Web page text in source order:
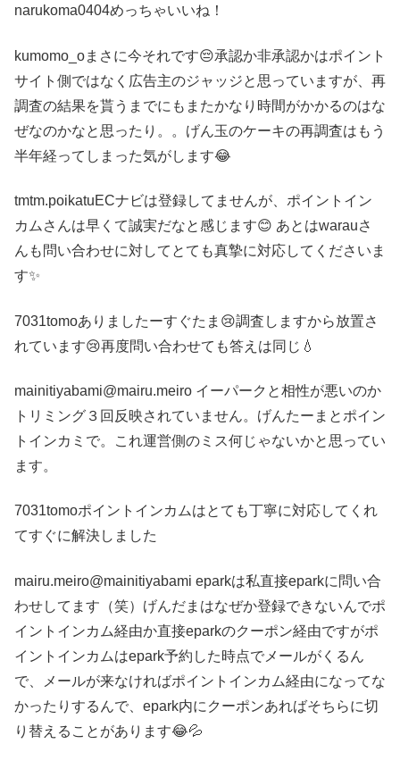
narukoma0404めっちゃいいね！
kumomo_oまさに今それです😔承認か非承認かはポイント
サイト側ではなく広告主のジャッジと思っていますが、再
調査の結果を貰うまでにもまたかなり時間がかかるのはな
ぜなのかなと思ったり。。げん玉のケーキの再調査はもう
半年経ってしまった気がします😂
tmtm.poikatuECナビは登録してませんが、ポイントイン
カムさんは早くて誠実だなと感じます😊 あとはwarauさ
んも問い合わせに対してとても真摯に対応してくださいま
す✨
7031tomoありましたーすぐたま😢調査しますから放置さ
れています😢再度問い合わせても答えは同じ💧
mainitiyabami@mairu.meiro イーパークと相性が悪いのか
トリミング３回反映されていません。げんたーまとポイン
トインカミで。これ運営側のミス何じゃないかと思ってい
ます。
7031tomoポイントインカムはとても丁寧に対応してくれ
てすぐに解決しました
mairu.meiro@mainitiyabami eparkは私直接eparkに問い合
わせしてます（笑）げんだまはなぜか登録できないんでポ
イントインカム経由か直接eparkのクーポン経由ですがポ
イントインカムはepark予約した時点でメールがくるん
で、メールが来なければポイントインカム経由になってな
かったりするんで、epark内にクーポンあればそちらに切
り替えることがあります😂💦